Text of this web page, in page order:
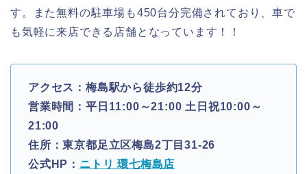
す。また無料の駐車場も450台分完備されており、車で
も気軽に来店できる店舗となっています！！
アクセス：梅島駅から徒歩約12分
営業時間：平日11:00～21:00 土日祝10:00～
21:00
住所：東京都足立区梅島2丁目31-26
公式HP： ニトリ 環七梅島店